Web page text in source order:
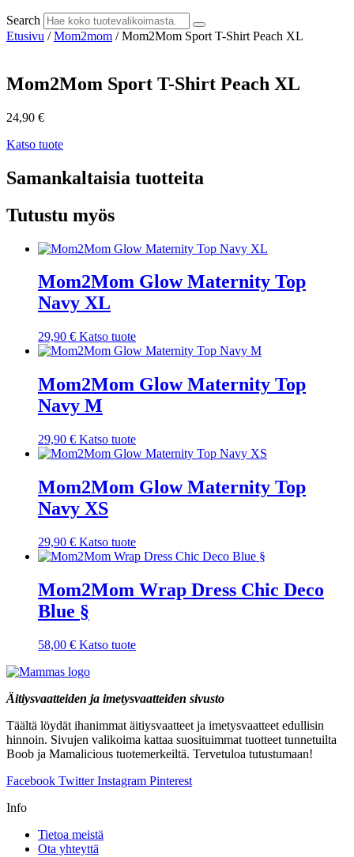
Search
Etusivu /Mom2mom / Mom2Mom Sport T-Shirt Peach XL
Mom2Mom Sport T-Shirt Peach XL
24,90 €
Katso tuote
Samankaltaisia tuotteita
Tutustu myös
Mom2Mom Glow Maternity Top
Navy XL
29,90 € Katso tuote
Mom2Mom Glow Maternity Top
Navy M
29,90 € Katso tuote
Mom2Mom Glow Maternity Top
Navy XS
29,90 € Katso tuote
Mom2Mom Wrap Dress Chic Deco
Blue §
58,00 € Katso tuote
Äitiysvaatteiden ja imetysvaatteiden sivusto
Täältä löydät ihanimmat äitiysvaatteet ja imetysvaatteet edullisin
hinnoin. Sivujen valikoima kattaa suosituimmat tuotteet tunnetuilta
Boob ja Mamalicious tuotemerkeiltä. Tervetuloa tutustumaan!
Facebook Twitter Instagram Pinterest
Info
Tietoa meistä
Ota yhteyttä